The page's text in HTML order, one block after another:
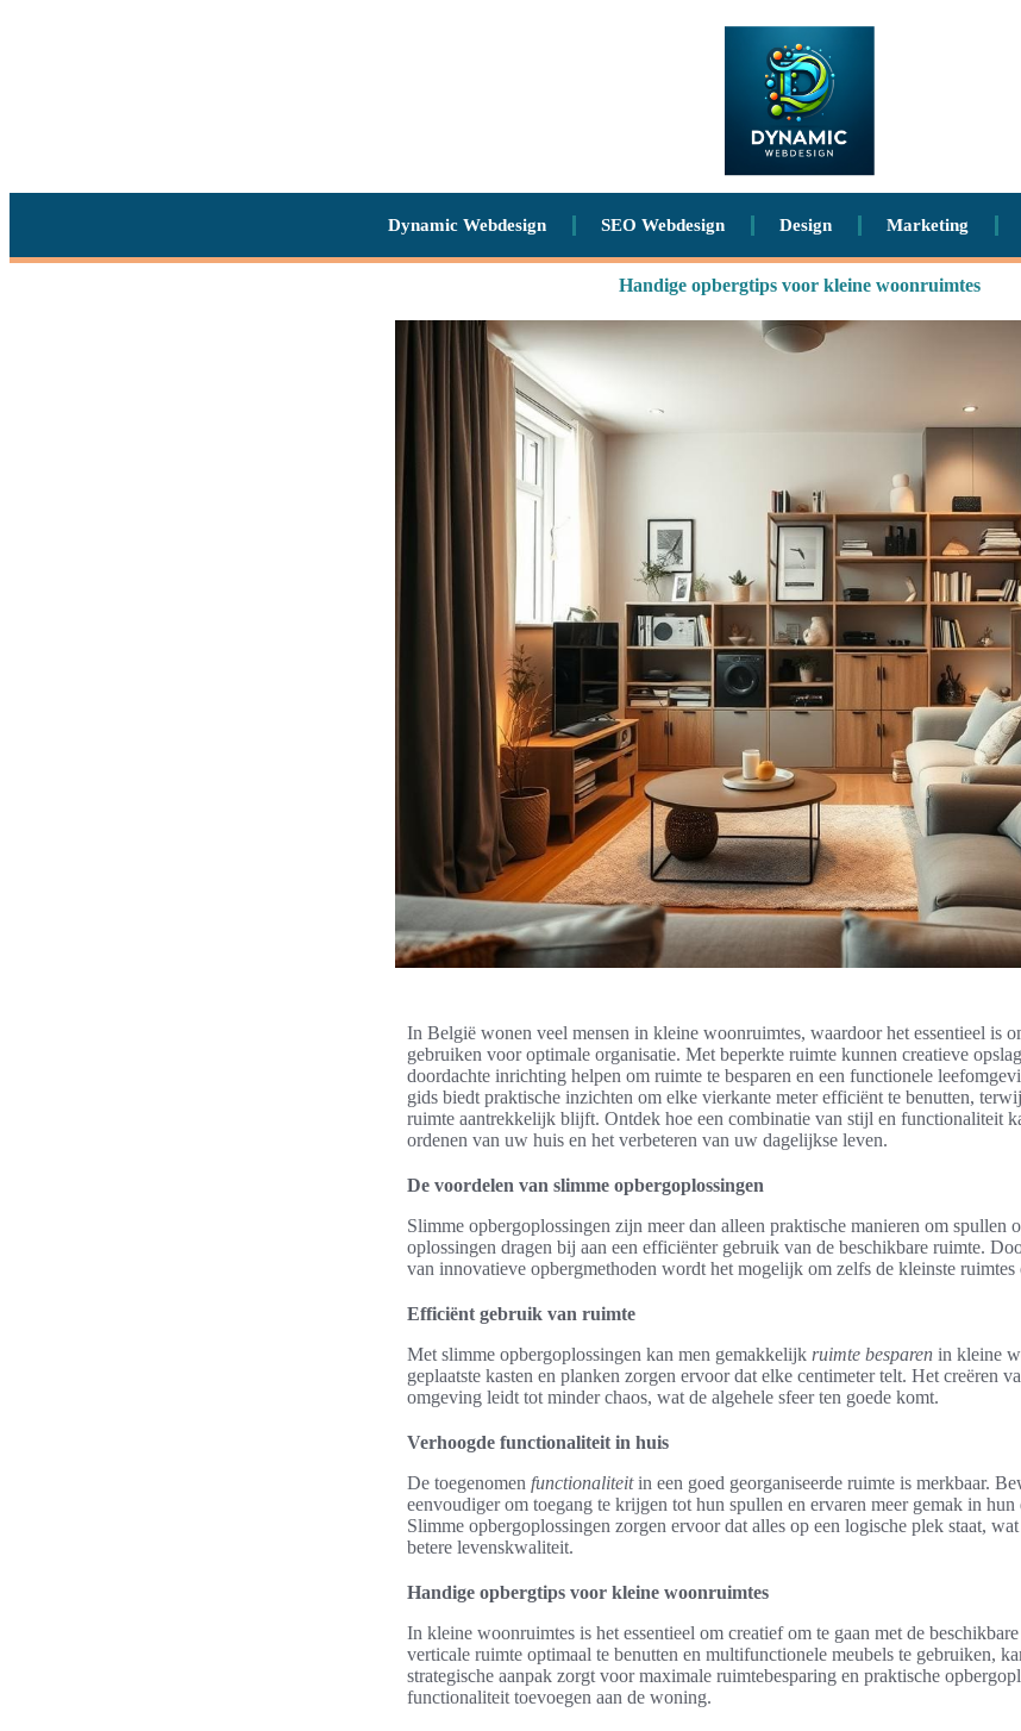
Dynamic Webdesign SEO Webdesign Design Marketing
Handige opbergtips voor kleine woonruimtes
In België wonen veel mensen in kleine woonruimtes, waardoor het essentieel is
gebruiken voor optimale organisatie. Met beperkte ruimte kunnen creatieve
doordachte inrichting helpen om ruimte te besparen en een functionele
gids biedt praktische inzichten om elke vierkante meter efficiënt te benutten,
ruimte aantrekkelijk blijft. Ontdek hoe een combinatie van stijl en functionaliteit
ordenen van uw huis en het verbeteren van uw dagelijkse leven.
De voordelen van slimme opbergoplossingen
Slimme opbergoplossingen zijn meer dan alleen praktische manieren om spullen
oplossingen dragen bij aan een efficiënter gebruik van de beschikbare ruimte.
van innovatieve opbergmethoden wordt het mogelijk om zelfs de kleinste
Efficiënt gebruik van ruimte
Met slimme opbergoplossingen kan men gemakkelijk ruimte besparen in kleine
geplaatste kasten en planken zorgen ervoor dat elke centimeter telt. Het creëren
omgeving leidt tot minder chaos, wat de algehele sfeer ten goede komt.
Verhoogde functionaliteit in huis
De toegenomen functionaliteitin een goed georganiseerde ruimte is merkbaar.
eenvoudiger om toegang te krijgen tot hun spullen en ervaren meer gemak in hun
Slimme opbergoplossingen zorgen ervoor dat alles op een logische plek staat,
betere levenskwaliteit.
Handige opbergtips voor kleine woonruimtes
In kleine woonruimtes is het essentieel om creatief om te gaan met de
verticale ruimte optimaal te benutten en multifunctionele meubels te gebruiken,
strategische aanpak zorgt voor maximale ruimtebesparing en praktische
functionaliteit toevoegen aan de woning.